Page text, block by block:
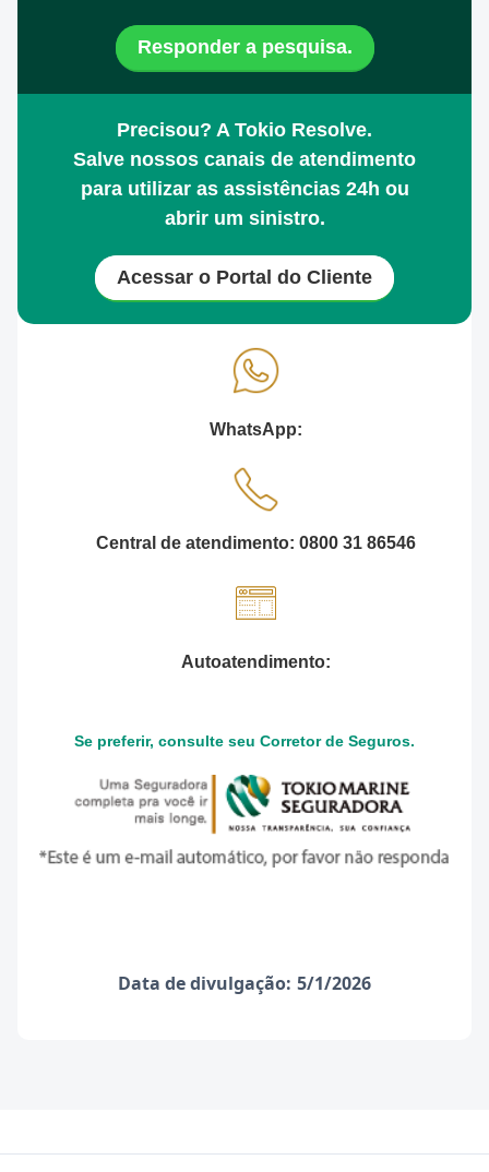
Responder a pesquisa.
Precisou? A Tokio Resolve.
Salve nossos canais de atendimento
para utilizar as assistências 24h ou
abrir um sinistro.
Acessar o Portal do Cliente
WhatsApp:
Central de atendimento: 0800 31 86546
Autoatendimento:
Se preferir, consulte seu Corretor de Seguros.
Data de divulgação: 5/1/2026